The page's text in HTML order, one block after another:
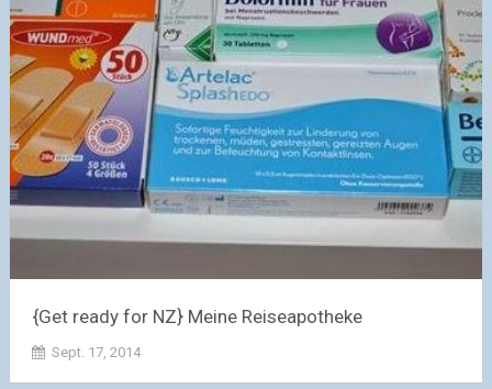
{Get ready for NZ} Meine Reiseapotheke
Sept. 17, 2014